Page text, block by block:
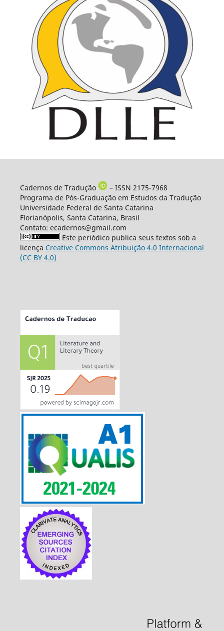
Cadernos de Tradução
– ISSN 2175-7968
Programa de Pós-Graduação em Estudos da Tradução
Universidade Federal de Santa Catarina
Florianópolis, Santa Catarina, Brasil
Contato: ecadernos@gmail.com
Este periódico publica seus textos sob a
licença Creative Commons Atribuição 4.0 Internacional
(CC BY 4.0)